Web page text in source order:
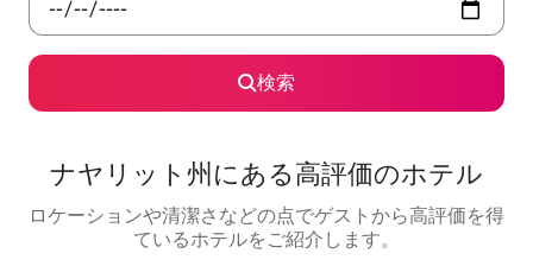
検索
ナヤリット州にある高⁠評⁠価⁠のホ⁠テ⁠ル
ロケーションや清潔さなどの点でゲストから高評価を得
ているホテルをご紹介します。